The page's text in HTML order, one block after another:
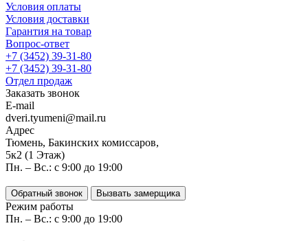
Условия оплаты
Условия доставки
Гарантия на товар
Вопрос-ответ
+7 (3452) 39-31-80
+7 (3452) 39-31-80
Отдел продаж
Заказать звонок
E-mail
dveri.tyumeni@mail.ru
Адрес
Тюмень, Бакинских комиссаров,
5к2 (1 Этаж)
Пн. – Вс.: с 9:00 до 19:00
Обратный звонок Вызвать замерщика
Режим работы
Пн. – Вс.: с 9:00 до 19:00